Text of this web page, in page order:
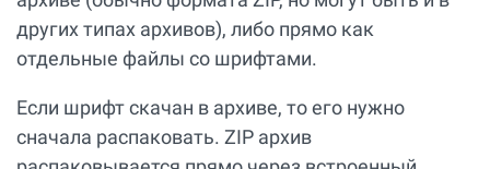
других типах архивов), либо прямо как
отдельные файлы со шрифтами.
Если шрифт скачан в архиве, то его нужно
сначала распаковать. ZIP архив